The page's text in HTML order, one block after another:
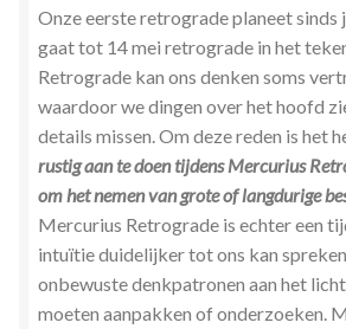
Onze eerste retrograde planeet sinds
gaat tot 14 mei retrograde in het
Retrograde kan ons denken soms
waardoor we dingen over het hoofd
details missen. Om deze reden is het
rustig aan te doentijdens Mercurius
om het nemen van grote of langdurige
Mercurius Retrograde is echter een
intuïtie duidelijker tot ons kan
onbewuste denkpatronen aan het
moeten aanpakken of onderzoeken.